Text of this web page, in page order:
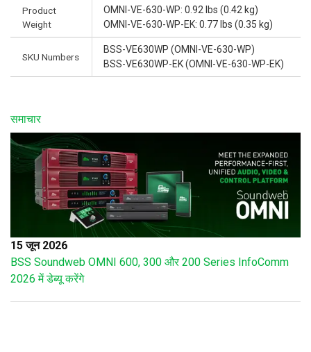
Product
Weight
OMNI-VE-630-WP: 0.92 lbs (0.42 kg)
OMNI-VE-630-WP-EK: 0.77 lbs (0.35 kg)
SKU Numbers
BSS-VE630WP (OMNI-VE-630-WP)
BSS-VE630WP-EK (OMNI-VE-630-WP-EK)
समाचार
15 जून 2026
BSS Soundweb OMNI 600, 300 और 200 Series InfoComm
2026 में डेब्यू करेंगे